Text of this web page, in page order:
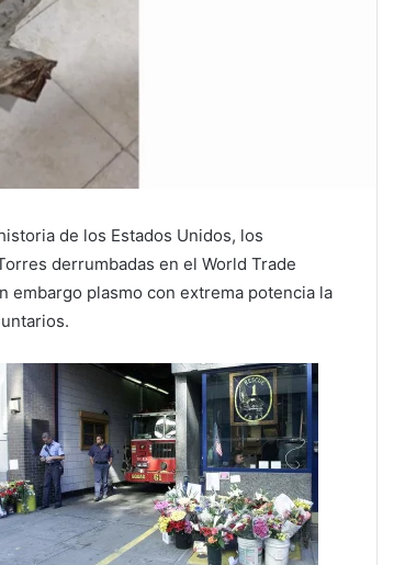
de los Estados Unidos, los
derrumbadas en el World Trade
embargo plasmo con extrema potencia la